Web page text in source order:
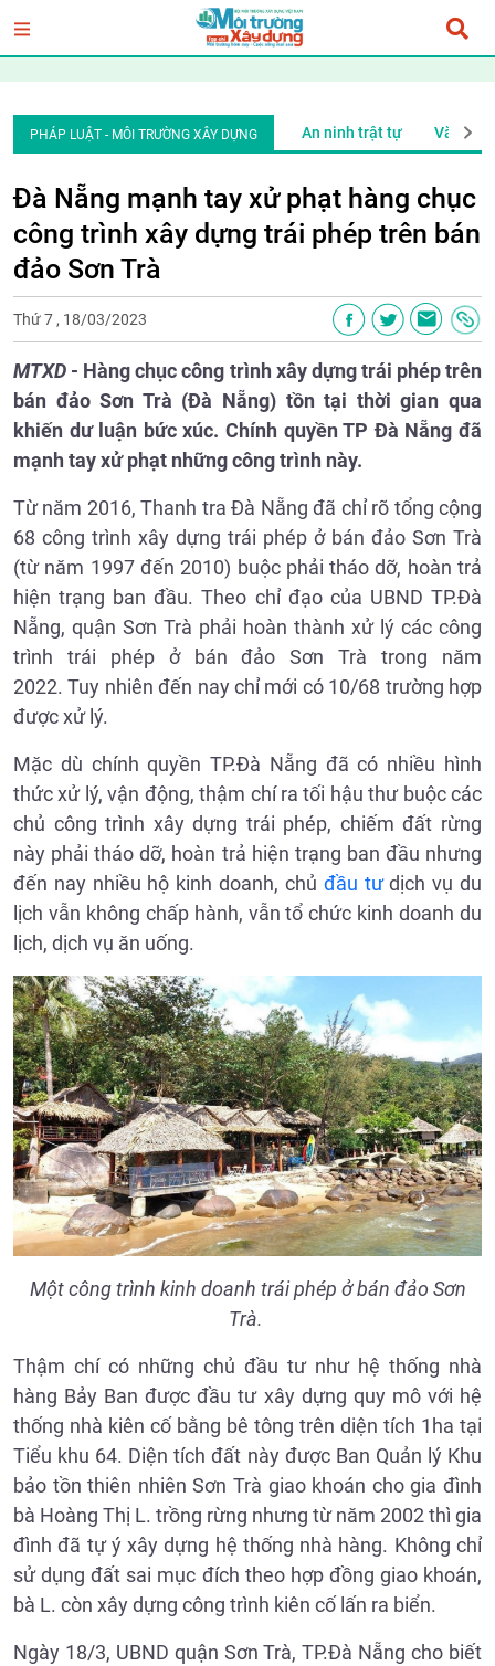
PHÁP LUẬT - MÔI TRƯỜNG XÂY DỰNG
bản pháp quy Phóng sự điều tra An ninh trật tự Văn
Đà Nẵng mạnh tay xử phạt hàng chục
công trình xây dựng trái phép trên bán
đảo Sơn Trà
Thứ 7 , 18/03/2023
MTXD - Hàng chục công trình xây dựng trái phép trên
bán đảo Sơn Trà (Đà Nẵng) tồn tại thời gian qua
khiến dư luận bức xúc. Chính quyền TP Đà Nẵng đã
mạnh tay xử phạt những công trình này.
Từ năm 2016, Thanh tra Đà Nẵng đã chỉ rõ tổng cộng
68 công trình xây dựng trái phép ở bán đảo Sơn Trà
(từ năm 1997 đến 2010) buộc phải tháo dỡ, hoàn trả
hiện trạng ban đầu. Theo chỉ đạo của UBND TP.Đà
Nẵng, quận Sơn Trà phải hoàn thành xử lý các công
trình trái phép ở bán đảo Sơn Trà trong năm
2022. Tuy nhiên đến nay chỉ mới có 10/68 trường hợp
được xử lý.
Mặc dù chính quyền TP.Đà Nẵng đã có nhiều hình
thức xử lý, vận động, thậm chí ra tối hậu thư buộc các
chủ công trình xây dựng trái phép, chiếm đất rừng
này phải tháo dỡ, hoàn trả hiện trạng ban đầu nhưng
đến nay nhiều hộ kinh doanh, chủ đầu tưdịch vụ du
lịch vẫn không chấp hành, vẫn tổ chức kinh doanh du
lịch, dịch vụ ăn uống.
Một công trình kinh doanh trái phép ở bán đảo Sơn
Trà.
Thậm chí có những chủ đầu tư như hệ thống nhà
hàng Bảy Ban được đầu tư xây dựng quy mô với hệ
thống nhà kiên cố bằng bê tông trên diện tích 1ha tại
Tiểu khu 64. Diện tích đất này được Ban Quản lý Khu
bảo tồn thiên nhiên Sơn Trà giao khoán cho gia đình
bà Hoàng Thị L. trồng rừng nhưng từ năm 2002 thì gia
đình đã tự ý xây dựng hệ thống nhà hàng. Không chỉ
sử dụng đất sai mục đích theo hợp đồng giao khoán,
bà L. còn xây dựng công trình kiên cố lấn ra biển.
Ngày 18/3, UBND quận Sơn Trà, TP.Đà Nẵng cho biết